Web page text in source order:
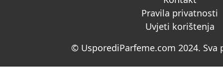
Pravila privatnosti
Uvjeti korištenja
© UsporediParfeme.com 2024. Sva